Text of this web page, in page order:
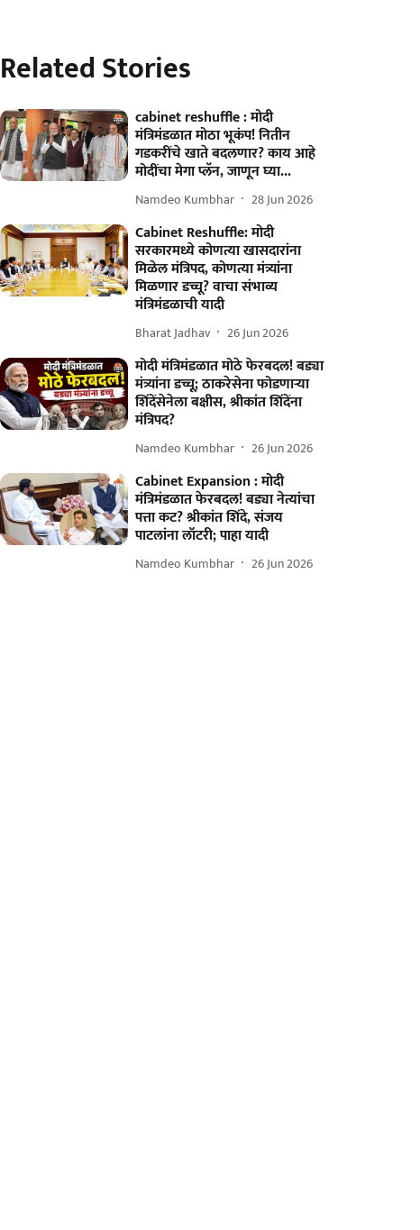
Related Stories
cabinet reshuffle : मोदी
मंत्रिमंडळात मोठा भूकंप! नितीन
गडकरींचे खाते बदलणार? काय आहे
मोदींचा मेगा प्लॅन, जाणून घ्या...
Namdeo Kumbhar 28 Jun 2026
Cabinet Reshuffle: मोदी
सरकारमध्ये कोणत्या खासदारांना
मिळेल मंत्रिपद, कोणत्या मंत्र्यांना
मिळणार डच्चू? वाचा संभाव्य
मंत्रिमंडळाची यादी
Bharat Jadhav 26 Jun 2026
मोदी मंत्रिमंडळात मोठे फेरबदल! बड्या
मंत्र्यांना डच्चू; ठाकरेसेना फोडणाऱ्या
शिंदेंसेनेला बक्षीस, श्रीकांत शिंदेंना
मंत्रिपद?
Namdeo Kumbhar 26 Jun 2026
Cabinet Expansion : मोदी
मंत्रिमंडळात फेरबदल! बड्या नेत्यांचा
पत्ता कट? श्रीकांत शिंदे, संजय
पाटलांना लॉटरी; पाहा यादी
Namdeo Kumbhar 26 Jun 2026